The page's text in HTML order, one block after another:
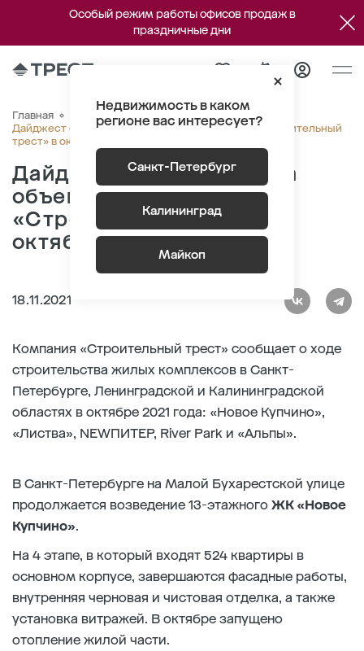
Особый режим работы офисов продаж в
праздничные дни
Недвижимость в каком
регионе вас интересует?
Санкт-Петербург
Калининград
Майкоп
Главная О компании
Дайджест строительства объектов компании «Строительный
трест» в октябре 2021 г.
Дайджест строительства
объектов компании
«Строительный трест» в
октябре 2021 г.
18.11.2021
Компания «Строительный трест» сообщает о ходе
строительства жилых комплексов в Санкт-
Петербурге, Ленинградской и Калининградской
областях в октябре 2021 года: «Новое Купчино»,
«Листва», NEWПИТЕР, River Park и «Альпы».
В Санкт-Петербурге на Малой Бухарестской улице
продолжается возведение 13-этажного ЖК «Новое
Купчино».
На 4 этапе, в который входят 524 квартиры в
основном корпусе, завершаются фасадные работы,
внутренняя черновая и чистовая отделка, а также
установка витражей. В октябре запущено
отопление жилой части.